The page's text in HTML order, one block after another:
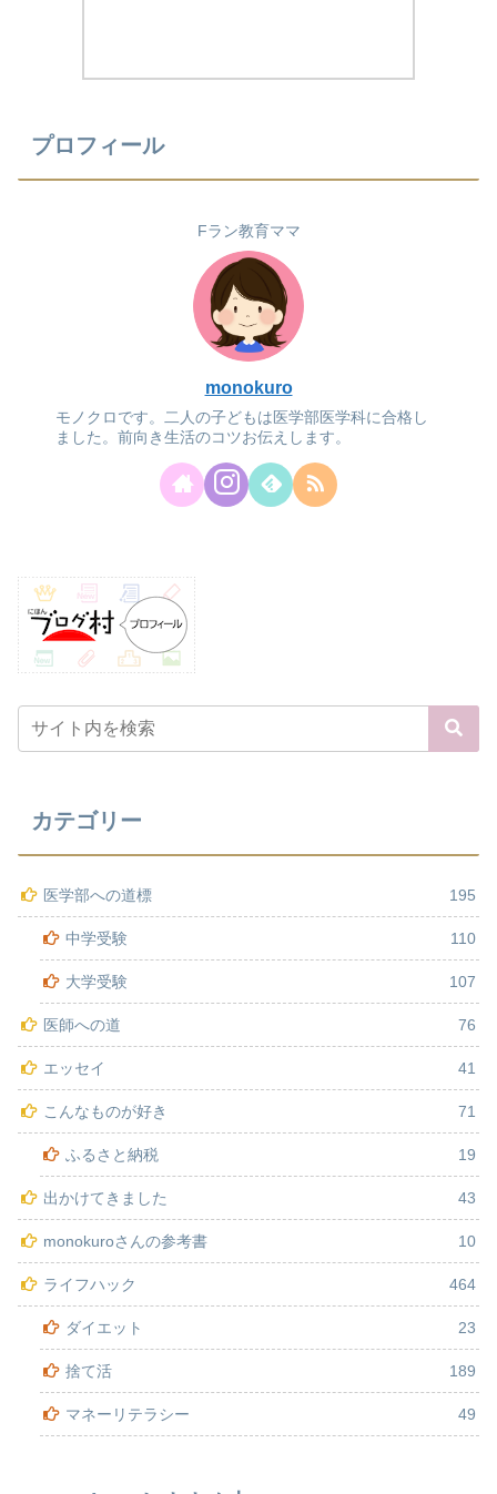
プロフィール
Fラン教育ママ
monokuro
モノクロです。二人の子どもは医学部医学科に合格し
ました。前向き生活のコツお伝えします。
カテゴリー
医学部への道標 195
中学受験 110
大学受験 107
医師への道 76
エッセイ 41
こんなものが好き 71
ふるさと納税 19
出かけてきました 43
monokuroさんの参考書 10
ライフハック 464
ダイエット 23
捨て活 189
マネーリテラシー 49